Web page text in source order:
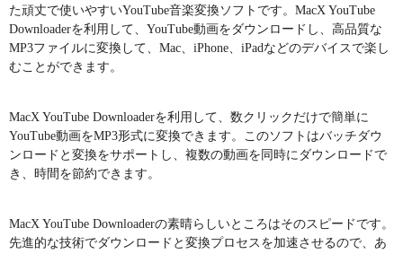
た頑丈で使いやすいYouTube音楽変換ソフトです。MacX YouTube
Downloaderを利用して、YouTube動画をダウンロードし、高品質な
MP3ファイルに変換して、Mac、iPhone、iPadなどのデバイスで楽し
むことができます。
MacX YouTube Downloaderを利用して、数クリックだけで簡単に
YouTube動画をMP3形式に変換できます。このソフトはバッチダウ
ンロードと変換をサポートし、複数の動画を同時にダウンロードで
き、時間を節約できます。
MacX YouTube Downloaderの素晴らしいところはそのスピードです。
先進的な技術でダウンロードと変換プロセスを加速させるので、あ